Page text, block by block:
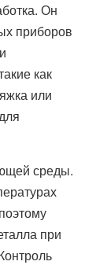
Он
приборов
как
или
среды.
при